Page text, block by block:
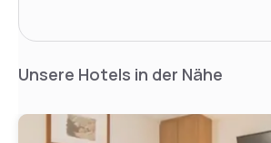
Unsere Hotels in der Nähe